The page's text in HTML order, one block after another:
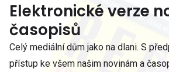
Elektronické verze
časopisů
Celý mediální dům jako na dlani. S
přístup ke všem našim novinám a